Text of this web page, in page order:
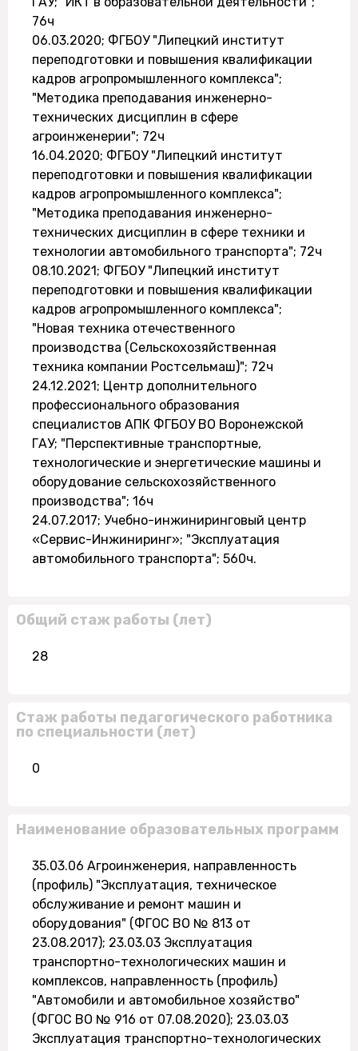
76ч
06.03.2020; ФГБОУ "Липецкий институт
переподготовки и повышения квалификации
кадров агропромышленного комплекса";
"Методика преподавания инженерно-
технических дисциплин в сфере
агроинженерии"; 72ч
16.04.2020; ФГБОУ "Липецкий институт
переподготовки и повышения квалификации
кадров агропромышленного комплекса";
"Методика преподавания инженерно-
технических дисциплин в сфере техники и
технологии автомобильного транспорта"; 72ч
08.10.2021; ФГБОУ "Липецкий институт
переподготовки и повышения квалификации
кадров агропромышленного комплекса";
"Новая техника отечественного
производства (Сельскохозяйственная
техника компании Ростсельмаш)"; 72ч
24.12.2021; Центр дополнительного
профессионального образования
специалистов АПК ФГБОУ ВО Воронежской
ГАУ; "Перспективные транспортные,
технологические и энергетические машины и
оборудование сельскохозяйственного
производства"; 16ч
24.07.2017; Учебно-инжиниринговый центр
«Сервис-Инжиниринг»; "Эксплуатация
автомобильного транспорта"; 560ч.
Общий стаж работы (лет)
28
Стаж работы педагогического работника
по специальности (лет)
0
Наименование образовательных программ
35.03.06 Агроинженерия, направленность
(профиль) "Эксплуатация, техническое
обслуживание и ремонт машин и
оборудования" (ФГОС ВО № 813 от
23.08.2017); 23.03.03 Эксплуатация
транспортно-технологических машин и
комплексов, направленность (профиль)
"Автомобили и автомобильное хозяйство"
(ФГОС ВО № 916 от 07.08.2020); 23.03.03
Эксплуатация транспортно-технологических